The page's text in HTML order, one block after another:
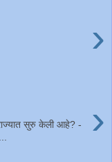
›
›
सुरु केली आहे? -